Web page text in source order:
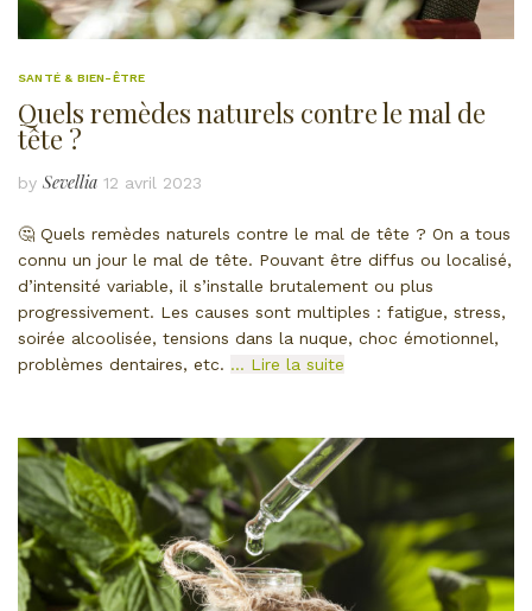
SANTÉ & BIEN-ÊTRE
Quels remèdes naturels contre le mal de
tête ?
by Sevellia 12 avril 2023
🤔 Quels remèdes naturels contre le mal de tête ? On a tous
connu un jour le mal de tête. Pouvant être diffus ou localisé,
d’intensité variable, il s’installe brutalement ou plus
progressivement. Les causes sont multiples : fatigue, stress,
soirée alcoolisée, tensions dans la nuque, choc émotionnel,
problèmes dentaires, etc. … Lire la suite